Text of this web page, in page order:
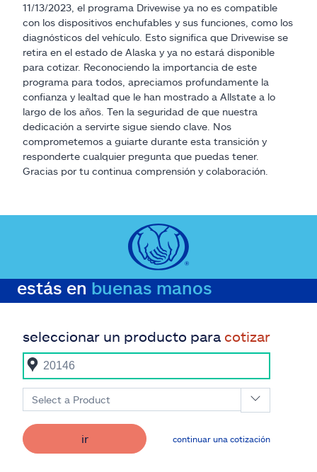
11/13/2023, el programa Drivewise ya no es compatible
con los dispositivos enchufables y sus funciones, como los
diagnósticos del vehículo. Esto significa que Drivewise se
retira en el estado de Alaska y ya no estará disponible
para cotizar. Reconociendo la importancia de este
programa para todos, apreciamos profundamente la
confianza y lealtad que le han mostrado a Allstate a lo
largo de los años. Ten la seguridad de que nuestra
dedicación a servirte sigue siendo clave. Nos
comprometemos a guiarte durante esta transición y
responderte cualquier pregunta que puedas tener.
Gracias por tu continua comprensión y colaboración.
estás en buenas manos
seleccionar un producto para cotizar
Select a Product
ir continuar una cotización